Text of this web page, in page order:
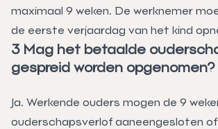
maximaal 9 weken. De werknemer
de eerste verjaardag van het kind
3 Mag het betaalde
gespreid worden opgenomen?
Ja. Werkende ouders mogen de 9
ouderschapsverlof aaneengesloten